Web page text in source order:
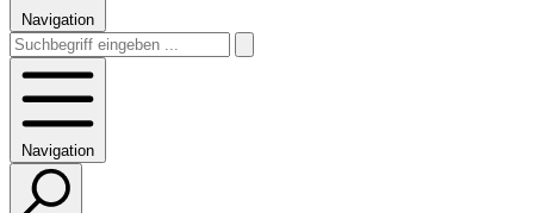
Navigation
Navigation